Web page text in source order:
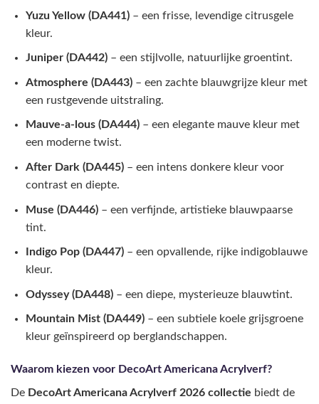
Yuzu Yellow (DA441)– een frisse, levendige citrusgele
kleur.
Juniper (DA442)– een stijlvolle, natuurlijke groentint.
Atmosphere (DA443)– een zachte blauwgrijze kleur met
een rustgevende uitstraling.
Mauve-a-lous (DA444)– een elegante mauve kleur met
een moderne twist.
After Dark (DA445)– een intens donkere kleur voor
contrast en diepte.
Muse (DA446)– een verfijnde, artistieke blauwpaarse
tint.
Indigo Pop (DA447)– een opvallende, rijke indigoblauwe
kleur.
Odyssey (DA448)– een diepe, mysterieuze blauwtint.
Mountain Mist (DA449)– een subtiele koele grijsgroene
kleur geïnspireerd op berglandschappen.
Waarom kiezen voor DecoArt Americana Acrylverf?
De DecoArt Americana Acrylverf 2026 collectie biedt de